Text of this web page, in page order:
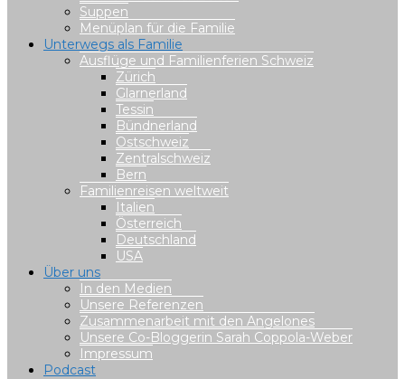
Suppen
Menüplan für die Familie
Unterwegs als Familie
Ausflüge und Familienferien Schweiz
Zürich
Glarnerland
Tessin
Bündnerland
Ostschweiz
Zentralschweiz
Bern
Familienreisen weltweit
Italien
Österreich
Deutschland
USA
Über uns
In den Medien
Unsere Referenzen
Zusammenarbeit mit den Angelones
Unsere Co-Bloggerin Sarah Coppola-Weber
Impressum
Podcast